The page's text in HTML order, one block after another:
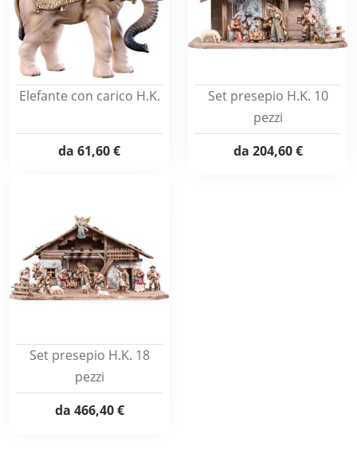
Elefante con carico H.K.
da 61,60 €
Set presepio H.K. 10
pezzi
da 204,60 €
Set presepio H.K. 18
pezzi
da 466,40 €